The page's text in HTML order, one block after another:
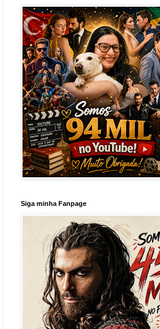
Siga minha Fanpage